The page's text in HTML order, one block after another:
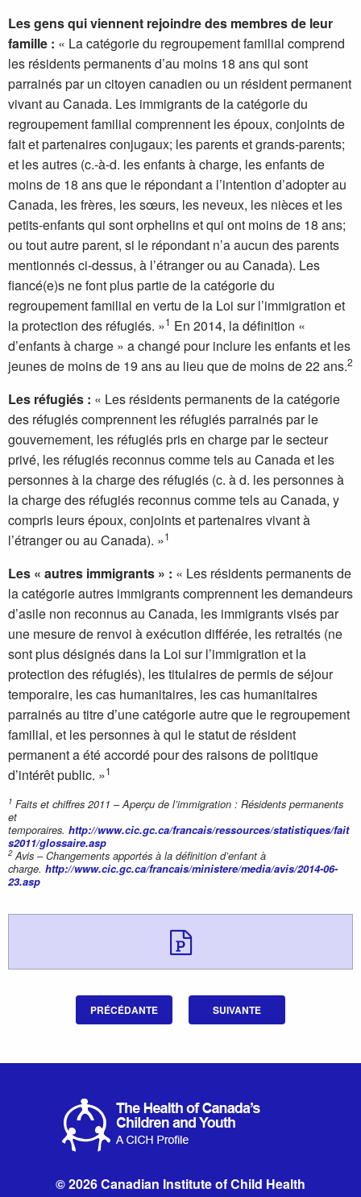
Les gens qui viennent rejoindre des membres de leur
famille : « La catégorie du regroupement familial comprend
les résidents permanents d’au moins 18 ans qui sont
parrainés par un citoyen canadien ou un résident permanent
vivant au Canada. Les immigrants de la catégorie du
regroupement familial comprennent les époux, conjoints de
fait et partenaires conjugaux; les parents et grands-parents;
et les autres (c.-à-d. les enfants à charge, les enfants de
moins de 18 ans que le répondant a l’intention d’adopter au
Canada, les frères, les sœurs, les neveux, les nièces et les
petits-enfants qui sont orphelins et qui ont moins de 18 ans;
ou tout autre parent, si le répondant n’a aucun des parents
mentionnés ci-dessus, à l’étranger ou au Canada). Les
fiancé(e)s ne font plus partie de la catégorie du
regroupement familial en vertu de la Loi sur l’immigration et
la protection des réfugiés. »1 En 2014, la définition «
d’enfants à charge » a changé pour inclure les enfants et les
jeunes de moins de 19 ans au lieu que de moins de 22 ans.2
Les réfugiés : « Les résidents permanents de la catégorie
des réfugiés comprennent les réfugiés parrainés par le
gouvernement, les réfugiés pris en charge par le secteur
privé, les réfugiés reconnus comme tels au Canada et les
personnes à la charge des réfugiés (c. à d. les personnes à
la charge des réfugiés reconnus comme tels au Canada, y
compris leurs époux, conjoints et partenaires vivant à
l’étranger ou au Canada). »1
Les « autres immigrants » : « Les résidents permanents de
la catégorie autres immigrants comprennent les demandeurs
d’asile non reconnus au Canada, les immigrants visés par
une mesure de renvoi à exécution différée, les retraités (ne
sont plus désignés dans la Loi sur l’immigration et la
protection des réfugiés), les titulaires de permis de séjour
temporaire, les cas humanitaires, les cas humanitaires
parrainés au titre d’une catégorie autre que le regroupement
familial, et les personnes à qui le statut de résident
permanent a été accordé pour des raisons de politique
d’intérêt public. »1
1 Faits et chiffres 2011 – Aperçu de l’immigration : Résidents permanents
et
temporaires. http://www.cic.gc.ca/francais/ressources/statistiques/fait
s2011/glossaire.asp
2Avis – Changements apportés à la définition d’enfant à
charge. http://www.cic.gc.ca/francais/ministere/media/avis/2014-06-
23.asp
Télécharger
PRÉCÉDANTE SUIVANTE
© 2026 Canadian Institute of Child Health